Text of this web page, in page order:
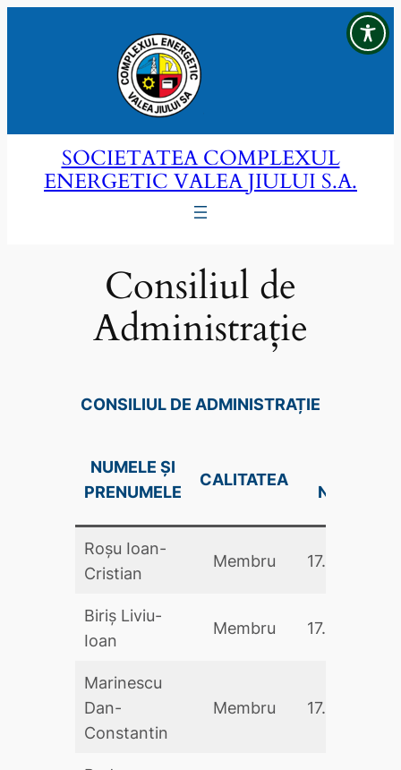
SOCIETATEA COMPLEXUL
ENERGETIC VALEA JIULUI S.A.
Consiliul de
Administrație
CONSILIUL DE ADMINISTRAȚIE
NUMELE ȘI
PRENUMELE
CALITATEA
NUMIRII
Roșu Ioan-
Cristian
Membru 17.05.2024
Biriș Liviu-
Ioan
Membru 17.05.2024
Marinescu
Dan-
Constantin
Membru 17.05.2024